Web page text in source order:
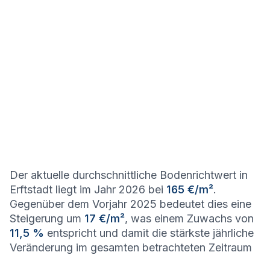
Der aktuelle durchschnittliche Bodenrichtwert in
Erftstadt liegt im Jahr 2026 bei 165 €/m².
Gegenüber dem Vorjahr 2025 bedeutet dies eine
Steigerung um 17 €/m², was einem Zuwachs von
11,5 % entspricht und damit die stärkste jährliche
Veränderung im gesamten betrachteten Zeitraum